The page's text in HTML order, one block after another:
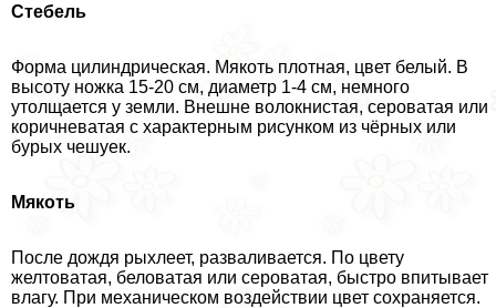
Стебель
Форма цилиндрическая. Мякоть плотная, цвет белый. В
высоту ножка 15-20 см, диаметр 1-4 см, немного
утолщается у земли. Внешне волокнистая, сероватая или
коричневатая с хаpaктерным рисунком из чёрных или
бурых чешуек.
Мякоть
После дождя рыхлеет, разваливается. По цвету
желтоватая, беловатая или сероватая, быстро впитывает
влагу. При механическом воздействии цвет сохраняется.